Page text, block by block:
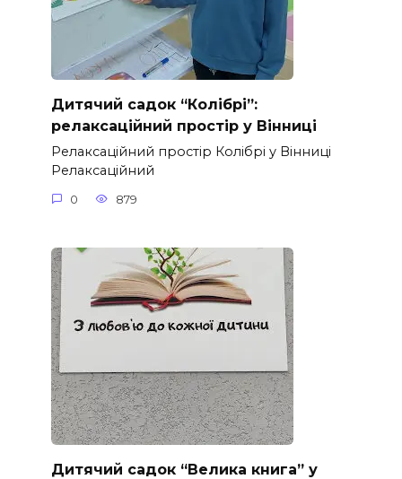
Дитячий садок “Колібрі”:
релаксаційний простір у Вінниці
Релаксаційний простір Колібрі у Вінниці
Релаксаційний
0 879
Дитячий садок “Велика книга” у